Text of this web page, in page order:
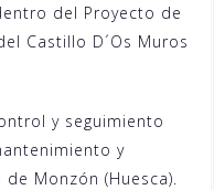
del Proyecto de
Castillo D´Os Muros
y seguimiento
y
Monzón (Huesca).